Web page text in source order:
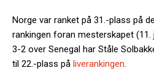
Norge var ranket på 31.-plass på
rankingen foran mesterskapet (11.
3-2 over Senegal har Ståle
til 22.-plass på liverankingen